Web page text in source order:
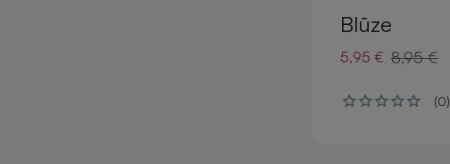
Blūze
5,95 € 8,95 €
(0)